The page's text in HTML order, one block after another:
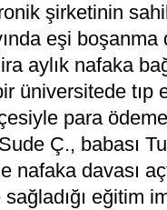
şirketinin
eşi boşanma
aylık nafaka
üniversitede tıp
para
Ç., babası
nafaka davası
eğitim